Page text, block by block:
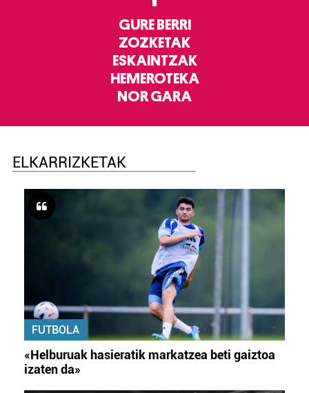
GURE BERRI
ZOZKETAK
ESKAINTZAK
HEMEROTEKA
NOR GARA
ELKARRIZKETAK
FUTBOLA
«Helburuak hasieratik markatzea beti gaiztoa
izaten da»